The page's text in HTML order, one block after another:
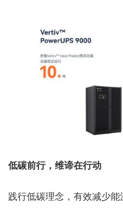
低碳前行，维谛在行动
践行低碳理念，有效减少能